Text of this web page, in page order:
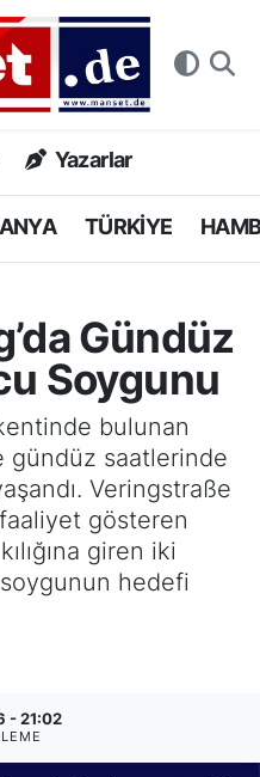
Yazarlar
TÜRKİYE
Gündüz
Soygunu
bulunan
gündüz saatlerinde
Veringstraße
gösteren
giren iki
hedefi
- 21:02